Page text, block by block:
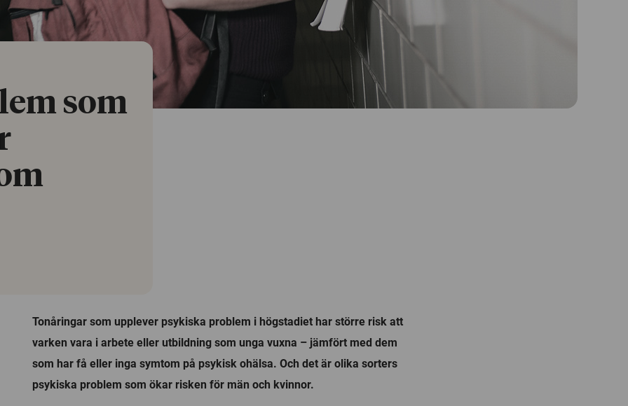
som
Tonåringar som upplever psykiska problem i högstadiet har större risk att
varken vara i arbete eller utbildning som unga vuxna – jämfört med dem
som har få eller inga symtom på psykisk ohälsa. Och det är olika sorters
psykiska problem som ökar risken för män och kvinnor.